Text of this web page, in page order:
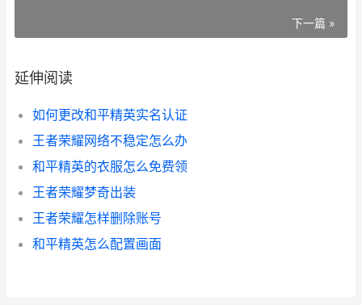
下一篇 »
延伸阅读
如何更改和平精英实名认证
王者荣耀网络不稳定怎么办
和平精英的衣服怎么免费领
王者荣耀梦奇出装
王者荣耀怎样删除账号
和平精英怎么配置画面